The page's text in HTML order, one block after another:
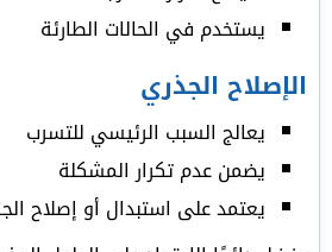
يستخدم في الحالات الطارئة
الإصلاح الجذري
يعالج السبب الرئيسي للتسرب
يضمن عدم تكرار المشكلة
يعتمد على استبدال أو إصلاح